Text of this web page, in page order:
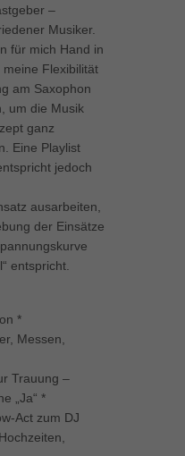
–
Musiker.
für mich Hand in
Flexibilität
am Saxophon
um die Musik
ganz
Eine Playlist
jedoch
ausarbeiten,
der Einsätze
entspricht.
*
Messen,
Trauung –
„Ja“ *
Act zum DJ
Plattformen werden
keiner manuellen Einwilligung
anzeigen
Datenschutzerklärung